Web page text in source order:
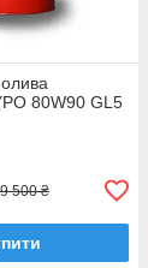
80W90 GL5
500 ₴